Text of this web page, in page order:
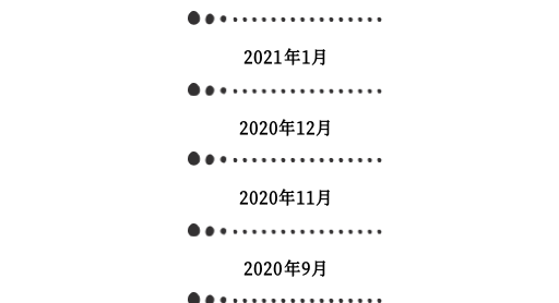
2021年1月
2020年12月
2020年11月
2020年9月